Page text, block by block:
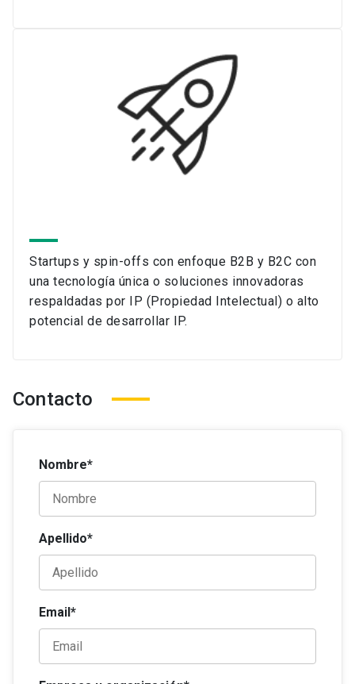
Startups y spin-offs con enfoque B2B y B2C con
una tecnología única o soluciones innovadoras
respaldadas por IP (Propiedad Intelectual) o alto
potencial de desarrollar IP.
Contacto
Nombre*
Apellido*
Email*